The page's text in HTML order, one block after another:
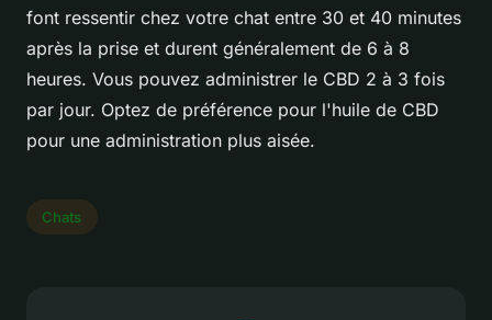
font ressentir chez votre chat entre 30 et 40 minutes
après la prise et durent généralement de 6 à 8
heures. Vous pouvez administrer le CBD 2 à 3 fois
par jour. Optez de préférence pour l'huile de CBD
pour une administration plus aisée.
Chats